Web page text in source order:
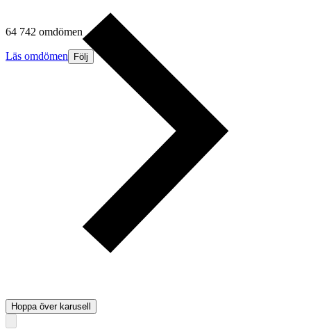
64 742 omdömen
Läs omdömen Följ
Hoppa över karusell